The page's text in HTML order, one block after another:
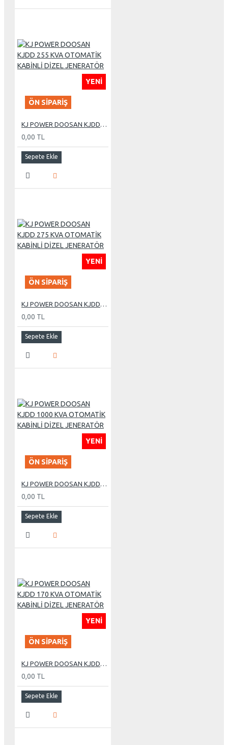
YENI
ÖN SIPARIŞ
KJ POWER DOOSAN KJDD 255 KVA OTOMATİK KABİNLİ DİZEL JENERATÖR
0,00 TL
Sepete Ekle
YENI
ÖN SIPARIŞ
KJ POWER DOOSAN KJDD 275 KVA OTOMATİK KABİNLİ DİZEL JENERATÖR
0,00 TL
Sepete Ekle
YENI
ÖN SIPARIŞ
KJ POWER DOOSAN KJDD 1000 KVA OTOMATİK KABİNLİ DİZEL JENERATÖR
0,00 TL
Sepete Ekle
YENI
ÖN SIPARIŞ
KJ POWER DOOSAN KJDD 170 KVA OTOMATİK KABİNLİ DİZEL JENERATÖR
0,00 TL
Sepete Ekle